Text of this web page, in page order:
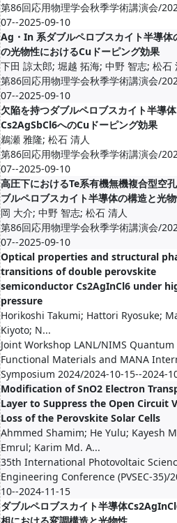
第86回応用物理学会秋季学術講演会/
07--2025-09-10
Ag・In 系ダブルペロブスカイト半導体
の光物性におけるCuドーピング効果
下田 諒太郎; 堀越 拓海; 中野 智志; 松石
第86回応用物理学会秋季学術講演会/
07--2025-09-10
欠陥を持つダブルペロブスカイト半導体
Cs2AgSbCl6へのCuドーピング効果
鵜瀬 雅隆; 松石 清人
第86回応用物理学会秋季学術講演会/
07--2025-09-10
高圧下におけるTe系有機無機複合型空
ブルペロブスカイト半導体の構造と光
岡 大介; 中野 智志; 松石 清人
第86回応用物理学会秋季学術講演会/
07--2025-09-10
Optical properties and structural
transitions of double perovskite
semiconductor Cs2AgInCl6 under
pressure
Horikoshi Takumi; Hattori Ryosuke;
Kiyoto; N...
Joint Workshop LANL/NIMS
Functional Materials and MANA
Symposium 2024/2024-10-15--2024-
Modification of SnO2 Electron
Layer to Suppress the Open Circuit
Loss of the Perovskite Solar Cells
Ahmmed Shamim; He Yulu; Kayesh
Emrul; Karim Md. A...
35th International Photovoltaic
Engineering Conference (PVSEC-35)/
10--2024-11-15
ダブルペロブスカイト半導体